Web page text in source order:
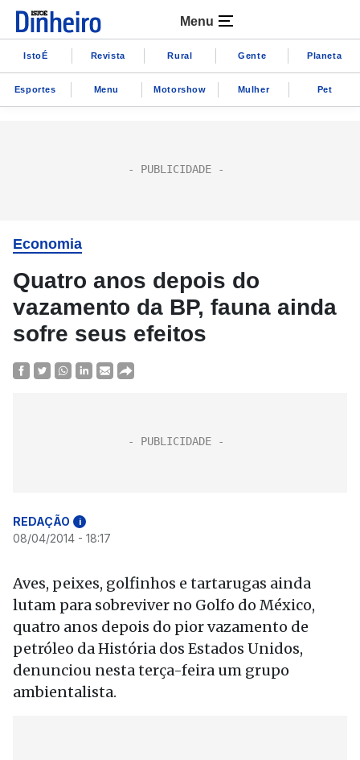
Menu
IstoÉ Revista Rural Gente Planeta
Esportes Menu Motorshow Mulher Pet
Economia
Quatro anos depois do
vazamento da BP, fauna ainda
sofre seus efeitos
REDAÇÃO i
08/04/2014 - 18:17
Aves, peixes, golfinhos e tartarugas ainda
lutam para sobreviver no Golfo do México,
quatro anos depois do pior vazamento de
petróleo da História dos Estados Unidos,
denunciou nesta terça-feira um grupo
ambientalista.